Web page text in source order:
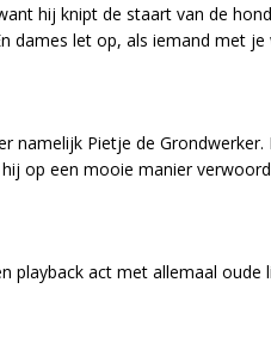
hij knipt de staart van de
dames let op, als iemand met je
namelijk Pietje de Grondwerker.
op een mooie manier
playback act met allemaal oude